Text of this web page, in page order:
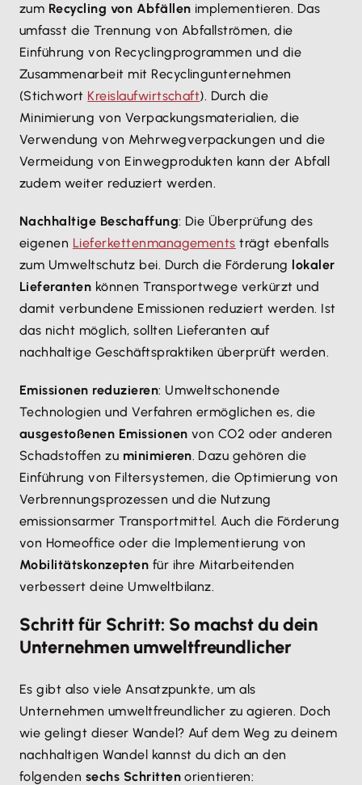
zum Recycling von Abfällen implementieren. Das
umfasst die Trennung von Abfallströmen, die
Einführung von Recyclingprogrammen und die
Zusammenarbeit mit Recyclingunternehmen
(Stichwort Kreislaufwirtschaft). Durch die
Minimierung von Verpackungsmaterialien, die
Verwendung von Mehrwegverpackungen und die
Vermeidung von Einwegprodukten kann der Abfall
zudem weiter reduziert werden.
Nachhaltige Beschaffung: Die Überprüfung des
eigenen Lieferkettenmanagements trägt ebenfalls
zum Umweltschutz bei. Durch die Förderung lokaler
Lieferanten können Transportwege verkürzt und
damit verbundene Emissionen reduziert werden. Ist
das nicht möglich, sollten Lieferanten auf
nachhaltige Geschäftspraktiken überprüft werden.
Emissionen reduzieren: Umweltschonende
Technologien und Verfahren ermöglichen es, die
ausgestoßenen Emissionen von CO2 oder anderen
Schadstoffen zu minimieren. Dazu gehören die
Einführung von Filtersystemen, die Optimierung von
Verbrennungsprozessen und die Nutzung
emissionsarmer Transportmittel. Auch die Förderung
von Homeoffice oder die Implementierung von
Mobilitätskonzepten für ihre Mitarbeitenden
verbessert deine Umweltbilanz.
Schritt für Schritt: So machst du dein
Unternehmen umweltfreundlicher
Es gibt also viele Ansatzpunkte, um als
Unternehmen umweltfreundlicher zu agieren. Doch
wie gelingt dieser Wandel? Auf dem Weg zu deinem
nachhaltigen Wandel kannst du dich an den
folgenden sechs Schritten orientieren: